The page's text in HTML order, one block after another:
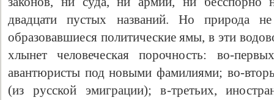
двадцати пустых названий. Но природа
образовавшиеся политические ямы, в эти
хлынет человеческая порочность: во-
авантюристы под новыми фамилиями; во-
(из русской эмиграции); в-третьих,